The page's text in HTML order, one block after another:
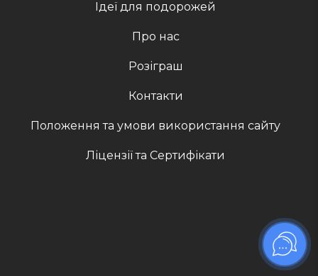
Ідеї для подорожей
Про нас
Розіграш
Контакти
Положення та умови використання сайту
Ліцензії та Сертифікати